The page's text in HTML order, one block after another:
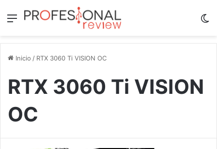
Menú
Inicio / RTX 3060 Ti VISION OC
RTX 3060 Ti VISION
OC